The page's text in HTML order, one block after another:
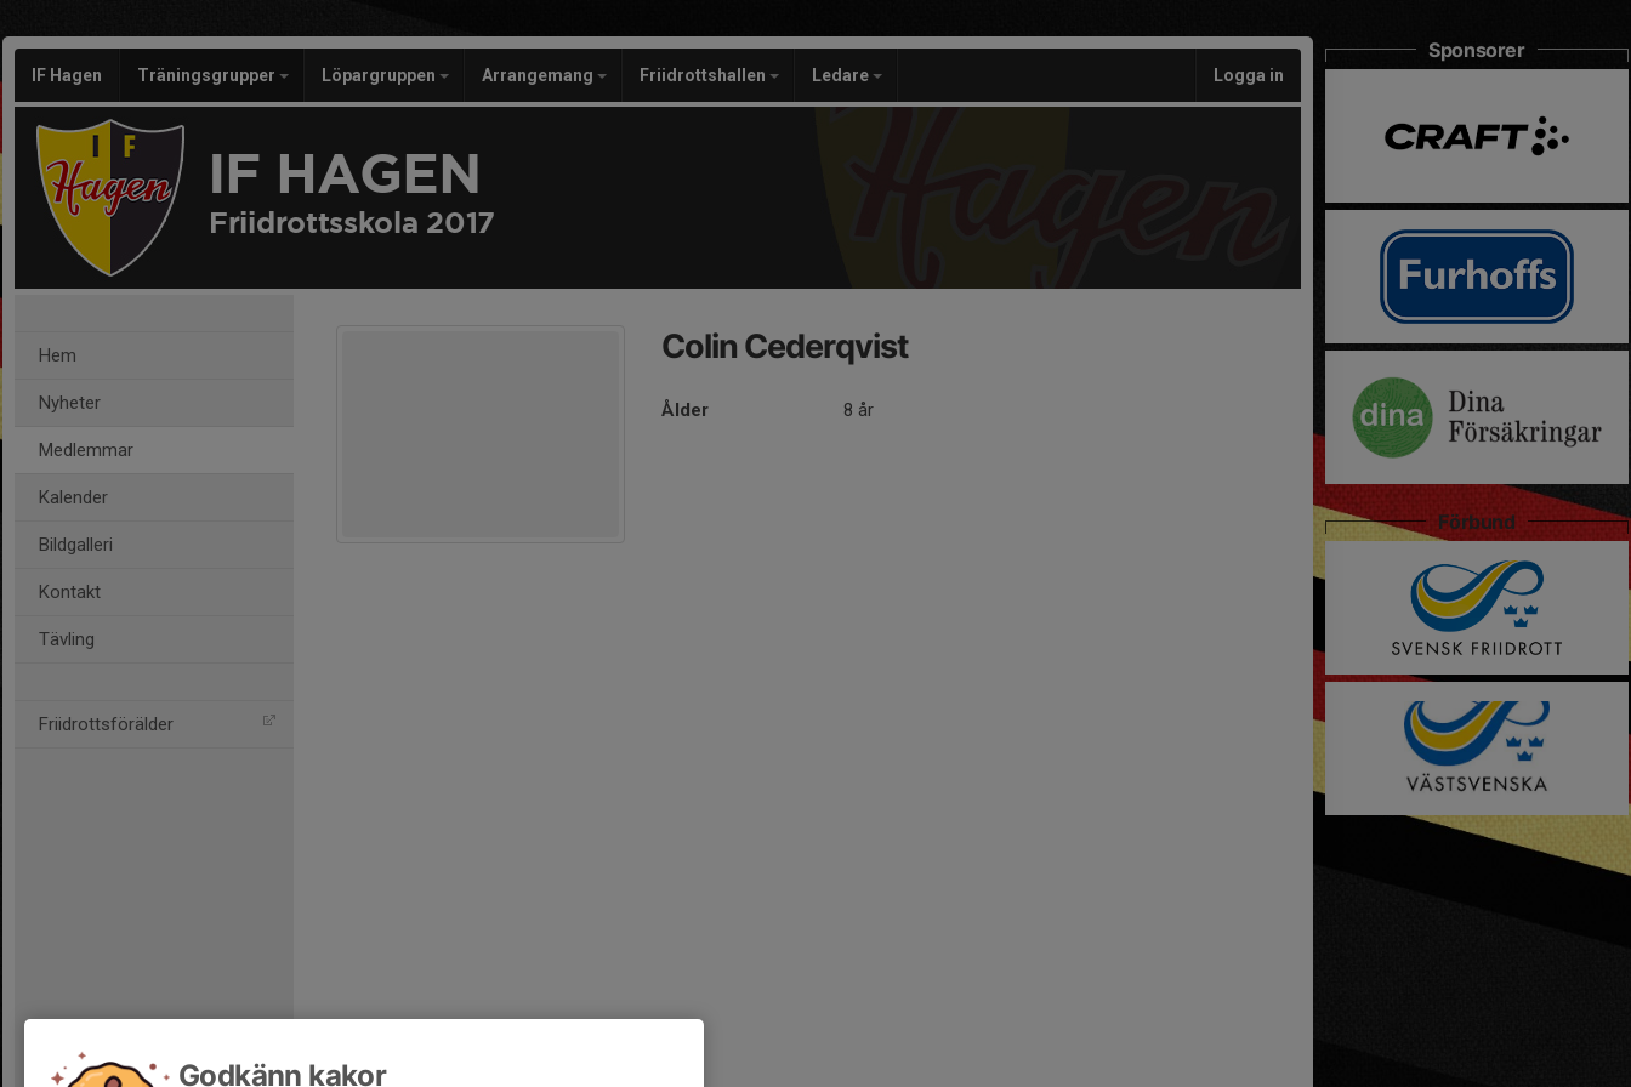
IF Hagen Träningsgrupper Löpargruppen Arrangemang Friidrottshallen Ledare Logga in
IF HAGEN
Friidrottsskola 2017
Hem
Nyheter
Medlemmar
Kalender
Bildgalleri
Kontakt
Tävling
Friidrottsförälder
Colin Cederqvist
Ålder 8 år
Sponsorer
Förbund
Godkänn kakor